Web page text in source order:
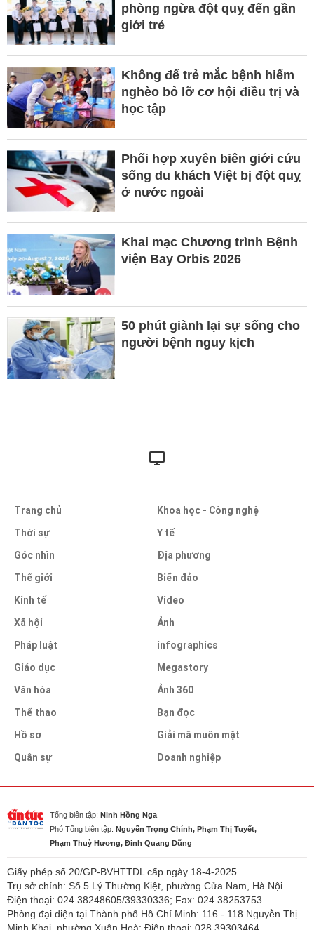
phòng ngừa đột quỵ đến gần
giới trẻ
Không để trẻ mắc bệnh hiểm
nghèo bỏ lỡ cơ hội điều trị và
học tập
Phối hợp xuyên biên giới cứu
sống du khách Việt bị đột quỵ
ở nước ngoài
Khai mạc Chương trình Bệnh
viện Bay Orbis 2026
50 phút giành lại sự sống cho
người bệnh nguy kịch
Trang chủ
Thời sự
Góc nhìn
Thế giới
Kinh tế
Xã hội
Pháp luật
Giáo dục
Văn hóa
Thể thao
Hồ sơ
Quân sự
Khoa học - Công nghệ
Y tế
Địa phương
Biển đảo
Video
Ảnh
infographics
Megastory
Ảnh 360
Bạn đọc
Giải mã muôn mặt
Doanh nghiệp
Tổng biên tập: Ninh Hồng Nga
Phó Tổng biên tập: Nguyễn Trọng Chính, Phạm Thị Tuyết,
Phạm Thuỳ Hương, Đinh Quang Dũng
Giấy phép số 20/GP-BVHTTDL cấp ngày 18-4-2025.
Trụ sở chính: Số 5 Lý Thường Kiệt, phường Cửa Nam, Hà Nội
Điện thoại: 024.38248605/39330336; Fax: 024.38253753
Phòng đại diện tại Thành phố Hồ Chí Minh: 116 - 118 Nguyễn Thị